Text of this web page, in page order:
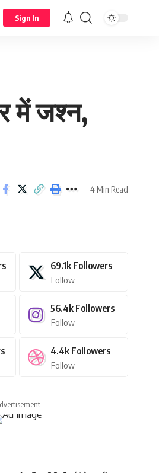
Sign In
में जश्न,
4 Min Read
69.1k Followers
Follow
56.4k Followers
Follow
4.4k Followers
Follow
-